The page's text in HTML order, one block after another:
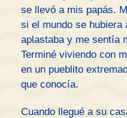
se llevó a mis papás.
si el mundo se hubiera
aplastaba y me sentía
Terminé viviendo con
en un pueblito
que conocía.
Cuando llegué a su